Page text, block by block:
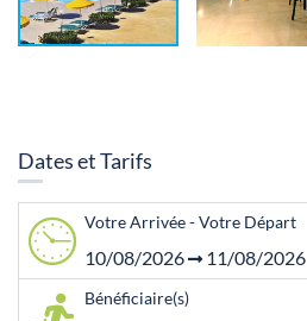
Dates et Tarifs
Votre Arrivée - Votre Départ
10/08/2026 11/08/2026
Bénéficiaire(s)